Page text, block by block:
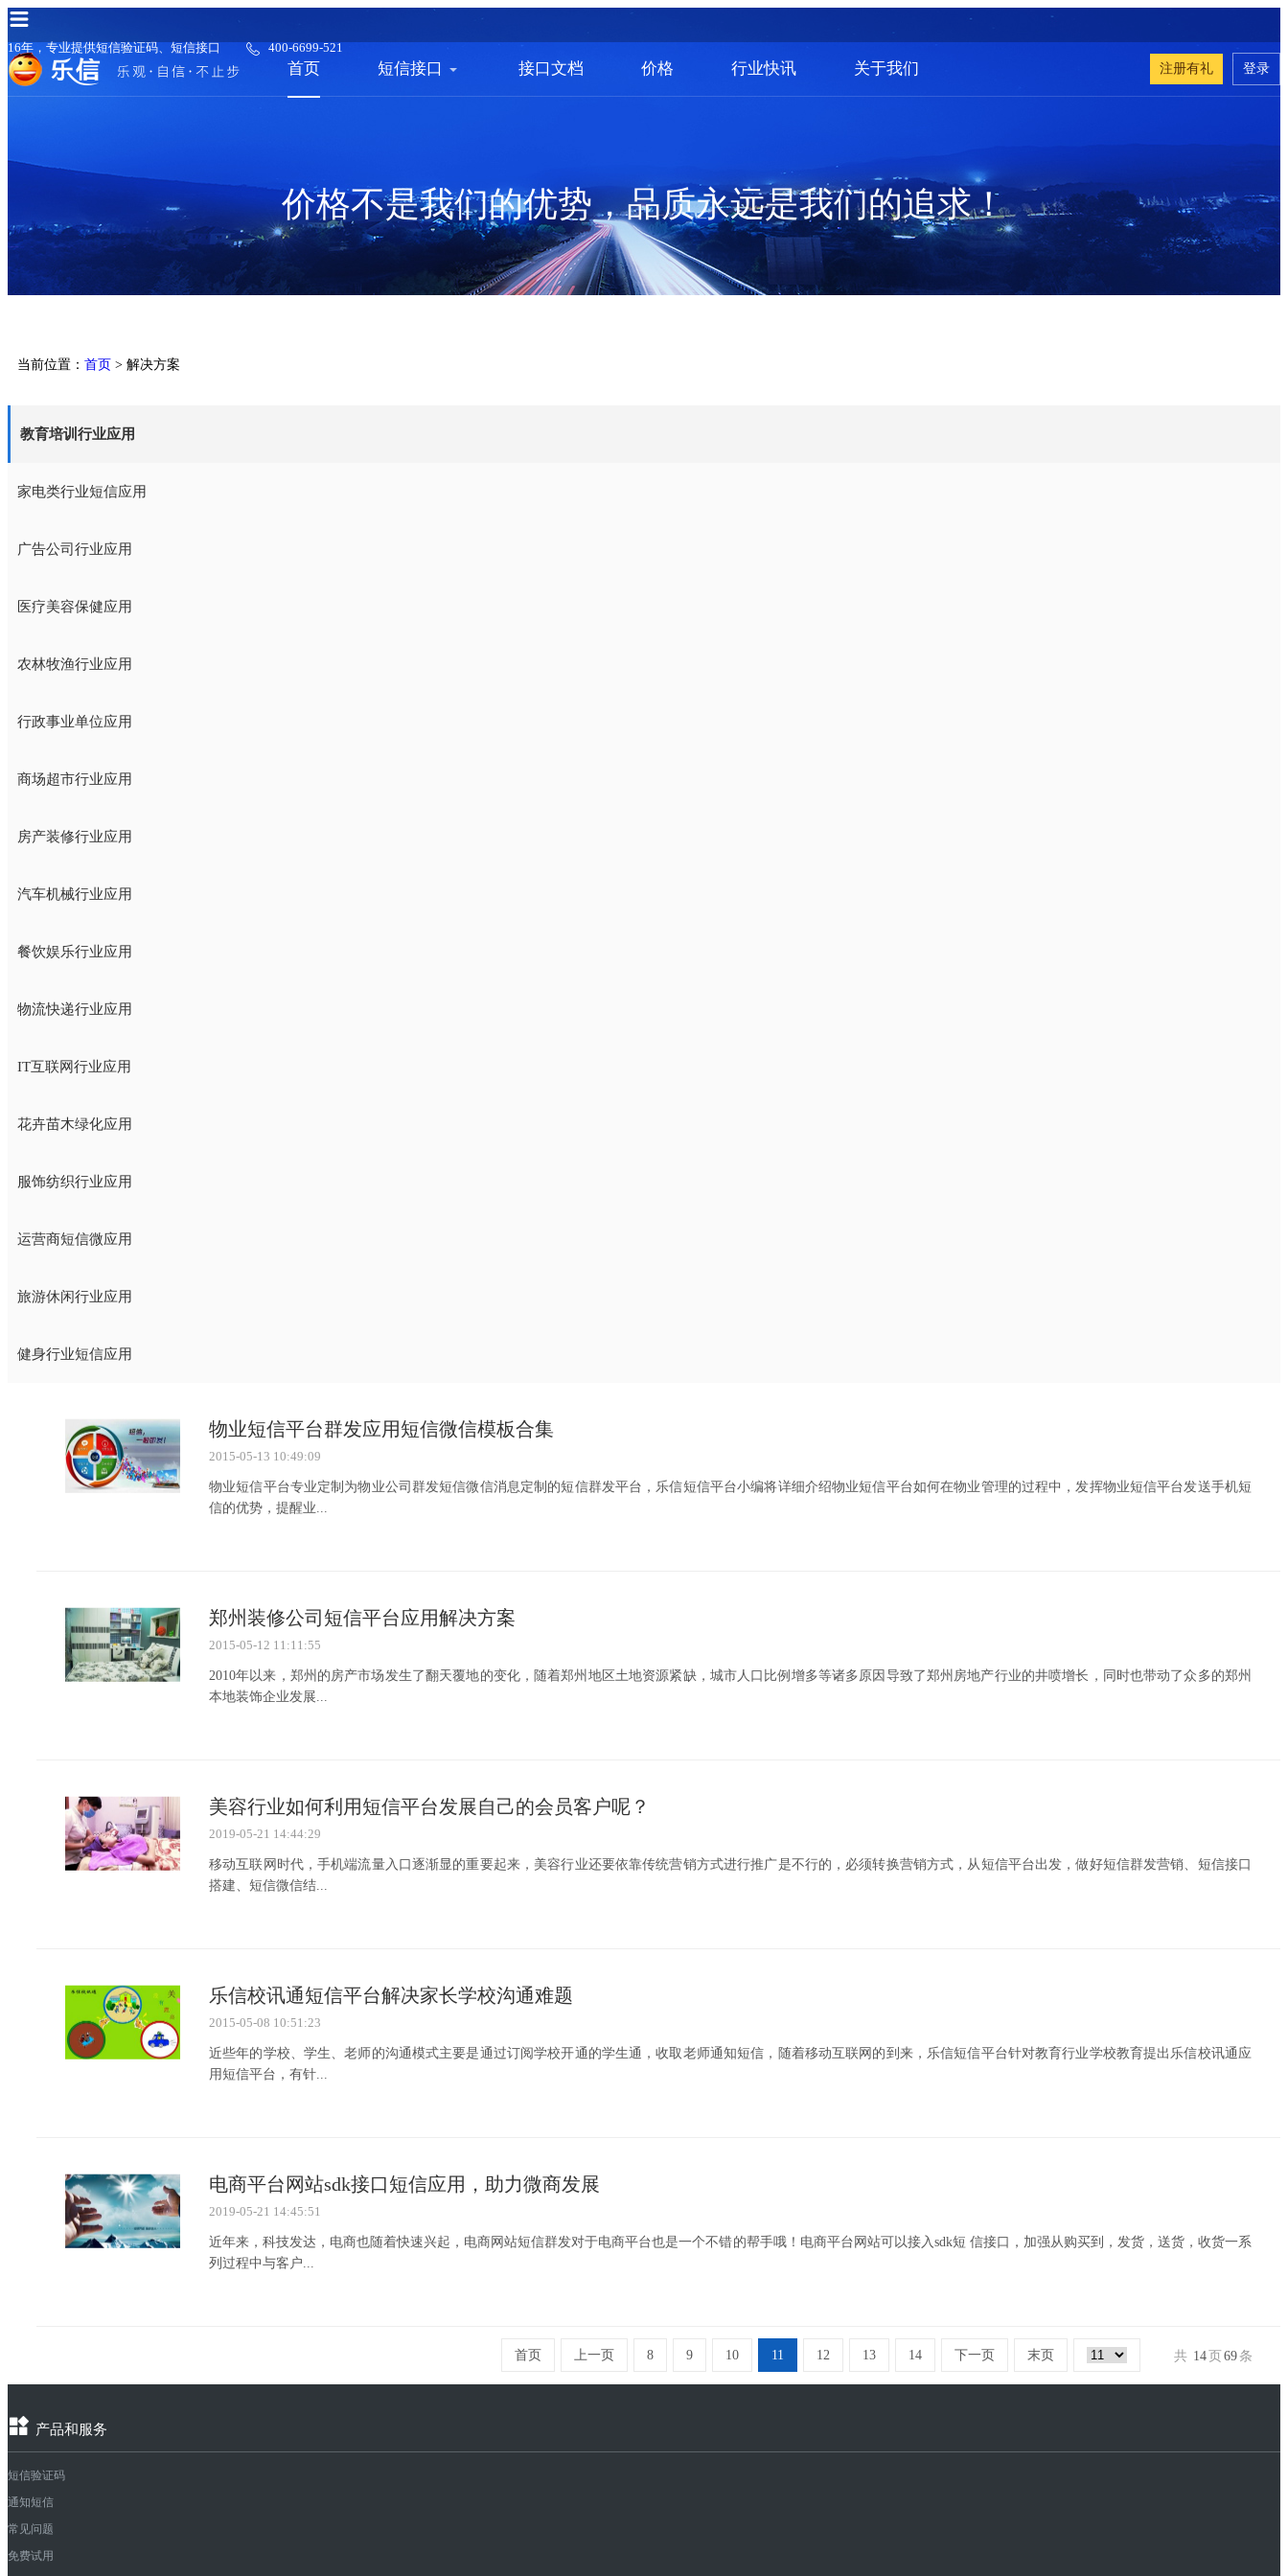
16年，专业提供短信验证码、短信接口 400-6699-521
首页 短信接口 接口文档 价格 行业快讯 关于我们 注册有礼 登录
价格不是我们的优势，品质永远是我们的追求！
当前位置： 首页 > 解决方案
教育培训行业应用
家电类行业短信应用
广告公司行业应用
医疗美容保健应用
农林牧渔行业应用
行政事业单位应用
商场超市行业应用
房产装修行业应用
汽车机械行业应用
餐饮娱乐行业应用
物流快递行业应用
IT互联网行业应用
花卉苗木绿化应用
服饰纺织行业应用
运营商短信微应用
旅游休闲行业应用
健身行业短信应用
物业短信平台群发应用短信微信模板合集
2015-05-13 10:49:09
物业短信平台专业定制为物业公司群发短信微信消息定制的短信群发平台，乐信短信平台小编将详细介绍物业短信平台如何在物业管理的过程中，发挥物业短信平台发送手机短
信的优势，提醒业...
郑州装修公司短信平台应用解决方案
2015-05-12 11:11:55
2010年以来，郑州的房产市场发生了翻天覆地的变化，随着郑州地区土地资源紧缺，城市人口比例增多等诸多原因导致了郑州房地产行业的井喷增长，同时也带动了众多的郑州
本地装饰企业发展...
美容行业如何利用短信平台发展自己的会员客户呢？
2019-05-21 14:44:29
移动互联网时代，手机端流量入口逐渐显的重要起来，美容行业还要依靠传统营销方式进行推广是不行的，必须转换营销方式，从短信平台出发，做好短信群发营销、短信接口
搭建、短信微信结...
乐信校讯通短信平台解决家长学校沟通难题
2015-05-08 10:51:23
近些年的学校、学生、老师的沟通模式主要是通过订阅学校开通的学生通，收取老师通知短信，随着移动互联网的到来，乐信短信平台针对教育行业学校教育提出乐信校讯通应
用短信平台，有针...
电商平台网站sdk接口短信应用，助力微商发展
2019-05-21 14:45:51
近年来，科技发达，电商也随着快速兴起，电商网站短信群发对于电商平台也是一个不错的帮手哦！电商平台网站可以接入sdk短 信接口，加强从购买到，发货，送货，收货一系
列过程中与客户...
首页 上一页 8 9 10 11 12 13 14 下一页 末页 共 14 页 69 条
产品和服务
短信验证码
通知短信
常见问题
免费试用